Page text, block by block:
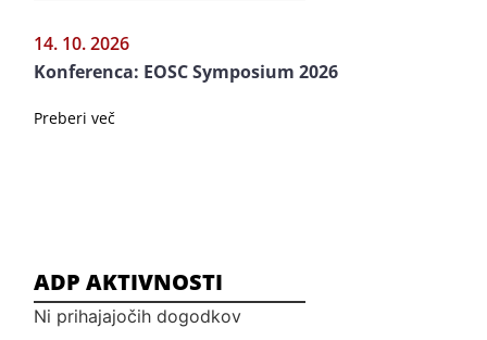
14. 10. 2026
Konferenca: EOSC Symposium 2026
Preberi več
ADP AKTIVNOSTI
Ni prihajajočih dogodkov